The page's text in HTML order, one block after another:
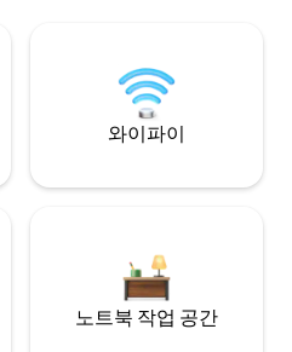
와이파이
노트북 작업 공간